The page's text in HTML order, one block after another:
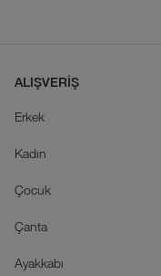
ALIŞVERİŞ
Erkek
Kadın
Çocuk
Çanta
Ayakkabı